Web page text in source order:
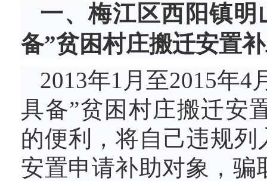
一、梅江区西阳镇
备”贫困村庄搬迁安置
2013年1月至2015年
具备”贫困村庄搬迁安
的便利，将自己违规列
安置申请补助对象，骗